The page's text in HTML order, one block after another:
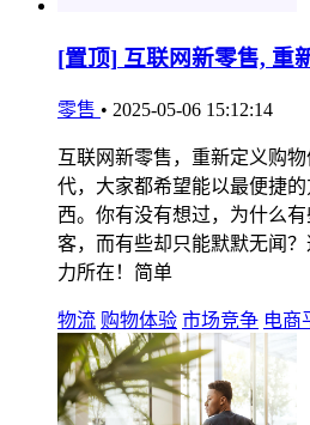
[置顶] 互联网新零售, 重
零售 • 2025-05-06 15:12:14
互联网新零售，重新定义购
代，大家都希望能以最便捷
西。你有没有想过，为什么
客，而有些却只能默默无闻
力所在！简单
物流 购物体验 市场竞争 电商